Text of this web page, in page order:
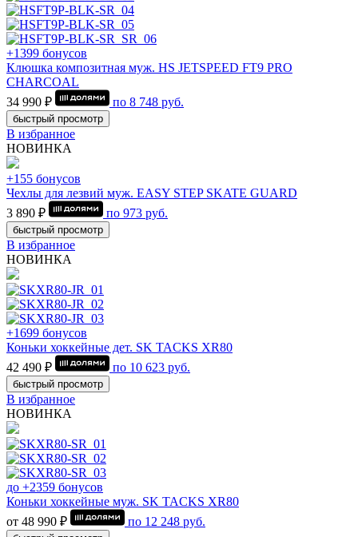
+1399 бонусов
Клюшка композитная муж. HS JETSPEED FT9 PRO
CHARCOAL
34 990 ₽
по 8 748 руб.
быстрый просмотр
В избранное
НОВИНКА
+155 бонусов
Чехлы для лезвий муж. EASY STEP SKATE GUARD
3 890 ₽
по 973 руб.
быстрый просмотр
В избранное
НОВИНКА
+1699 бонусов
Коньки хоккейные дет. SK TACKS XR80
42 490 ₽
по 10 623 руб.
быстрый просмотр
В избранное
НОВИНКА
до +2359 бонусов
Коньки хоккейные муж. SK TACKS XR80
от 48 990 ₽
по 12 248 руб.